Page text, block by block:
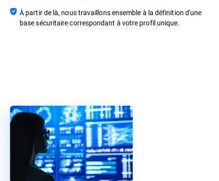
À partir de là, nous travaillons ensemble à la définition d'une
base sécuritaire correspondant à votre profil unique.